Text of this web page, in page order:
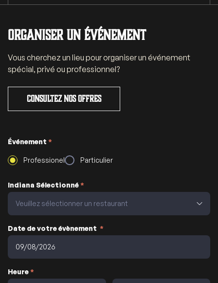
Organiser un événement
Vous cherchez un lieu pour organiser un événement
spécial, privé ou professionnel?
Consultez nos offres
Événement *
Professionel Particulier
Indiana Sélectionné*
Date de votre évènement *
Heure*